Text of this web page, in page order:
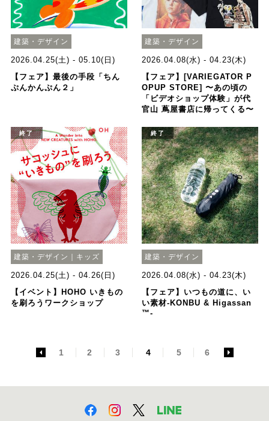
建築・デザイン
2026.04.25(土) - 05.10(日)
【フェア】最後の手段「ちん
ぷんかんぷん２」
建築・デザイン
2026.04.08(水) - 04.23(木)
【フェア】[VARIEGATOR P
OPUP STORE] 〜あの頃の
「ビデオショップ体験」が代
官山 蔦屋書店に帰ってくる〜
終了
建築・デザイン｜キッズ
2026.04.25(土) - 04.26(日)
【イベント】HOHO いきもの
を刷ろうワークショップ
終了
建築・デザイン
2026.04.08(水) - 04.23(木)
【フェア】いつもの道に、い
い素材-KONBU & Higassan
™-
1 2 3 4 5 6